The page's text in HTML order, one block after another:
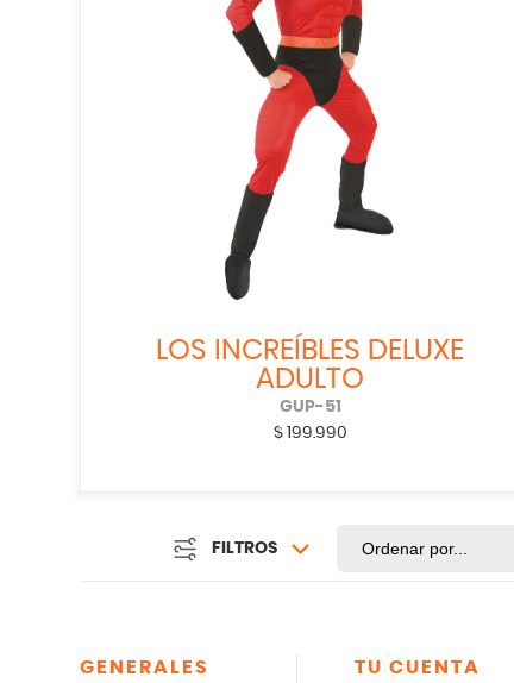
LOS INCREÍBLES DELUXE
ADULTO
GUP-51
$199.990
FILTROS
GENERALES TU CUENTA